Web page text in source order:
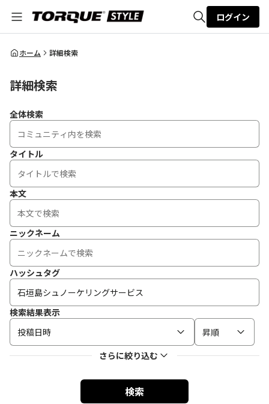
全体検索
ログイン
ホーム 詳細検索
詳細検索
全体検索
タイトル
本文
ニックネーム
ハッシュタグ
検索結果表示
投稿日時
昇順
さらに絞り込む
検索